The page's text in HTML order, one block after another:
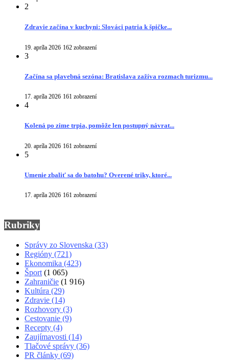
2
Zdravie začína v kuchyni: Slováci patria k špičke...
19. apríla 2026 162 zobrazení
3
Začína sa plavebná sezóna: Bratislava zažíva rozmach turizmu...
17. apríla 2026 161 zobrazení
4
Kolená po zime trpia, pomôže len postupný návrat...
20. apríla 2026 161 zobrazení
5
Umenie zbaliť sa do batohu? Overené triky, ktoré...
17. apríla 2026 161 zobrazení
Rubriky
Správy zo Slovenska (33)
Regióny (721)
Ekonomika (423)
Šport (1 065)
Zahraničie (1 916)
Kultúra (29)
Zdravie (14)
Rozhovory (3)
Cestovanie (9)
Recepty (4)
Zaujímavosti (14)
Tlačové správy (36)
PR články (69)